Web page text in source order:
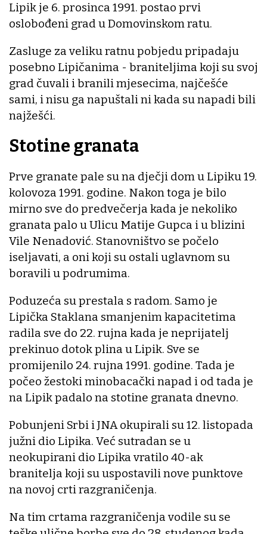
Lipik je 6. prosinca 1991. postao prvi
oslobođeni grad u Domovinskom ratu.
Zasluge za veliku ratnu pobjedu pripadaju
posebno Lipičanima - braniteljima koji su svoj
grad čuvali i branili mjesecima, najčešće
sami, i nisu ga napuštali ni kada su napadi bili
najžešći.
Stotine granata
Prve granate pale su na dječji dom u Lipiku 19.
kolovoza 1991. godine. Nakon toga je bilo
mirno sve do predvečerja kada je nekoliko
granata palo u Ulicu Matije Gupca i u blizini
Vile Nenadović. Stanovništvo se počelo
iseljavati, a oni koji su ostali uglavnom su
boravili u podrumima.
Poduzeća su prestala s radom. Samo je
Lipička Staklana smanjenim kapacitetima
radila sve do 22. rujna kada je neprijatelj
prekinuo dotok plina u Lipik. Sve se
promijenilo 24. rujna 1991. godine. Tada je
počeo žestoki minobacački napad i od tada je
na Lipik padalo na stotine granata dnevno.
Pobunjeni Srbi i JNA okupirali su 12. listopada
južni dio Lipika. Već sutradan se u
neokupirani dio Lipika vratilo 40-ak
branitelja koji su uspostavili nove punktove
na novoj crti razgraničenja.
Na tim crtama razgraničenja vodile su se